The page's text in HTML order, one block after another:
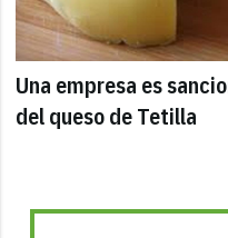
Una empresa es
del queso de Tetilla